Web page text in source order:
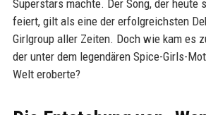
Superstars machte. Der Song, der heute
feiert, gilt als eine der erfolgreichsten
Girlgroup aller Zeiten. Doch wie kam es
der unter dem legendären Spice-Girls-
Welt eroberte?